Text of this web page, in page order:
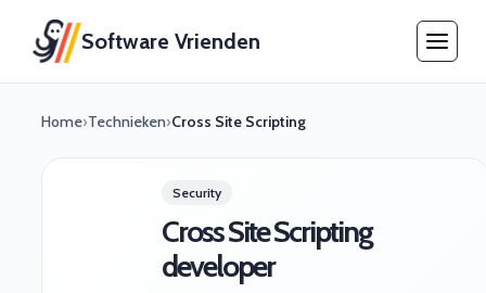
Software Vrienden
Home›Technieken›Cross Site Scripting
Security
Cross Site Scripting
developer